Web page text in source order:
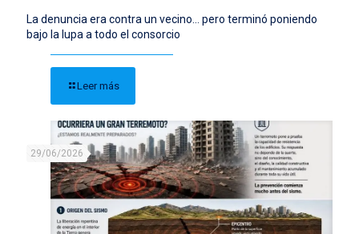
La denuncia era contra un vecino… pero terminó poniendo
bajo la lupa a todo el consorcio
Leer más
29/06/2026